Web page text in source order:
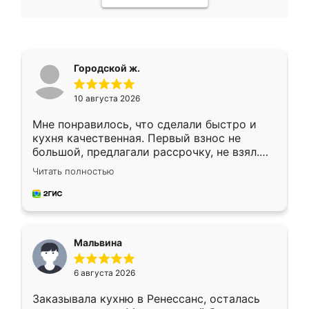
Городской ж.
10 августа 2026
Мне понравилось, что сделали быстро и
кухня качественная. Первый взнос не
большой, предлагали рассрочку, не взял.
Ждал меньше месяца, сборщик с прямыми
руками. По цене вышло адекватно.
Рекомендую!
Читать полностью
Мальвина
6 августа 2026
Заказывала кухню в Ренессанс, осталась